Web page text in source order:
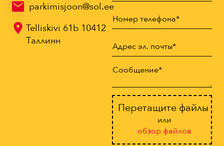
parkimisjoon@sol.ee
Telliskivi 61b 10412
Таллинн
Перетащите файлы
или
oбзор файлов